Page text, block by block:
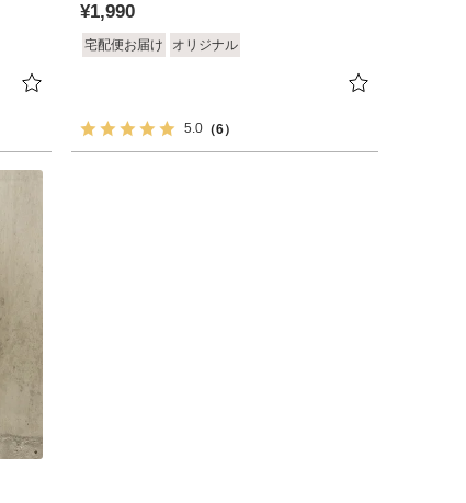
¥1,990
宅配便お届け オリジナル
5.0 （6）